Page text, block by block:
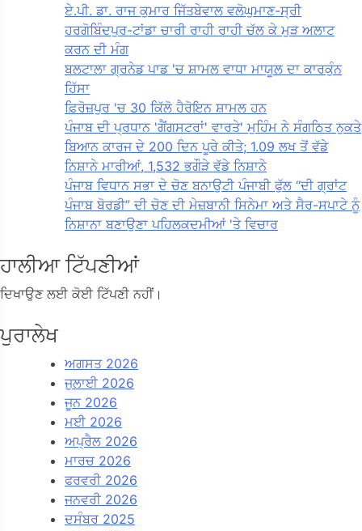
ਏ.ਪੀ. ਡਾ. ਰਾਜ ਕੁਮਾਰ ਜਿੱਤਬੇਵਾਲ ਵਲੋਘੁਮਾਣ-ਸ੍ਰੀ
ਹਰਗੋਬਿੰਦਪੁਰ-ਟਾਂਡਾ ਚਾਰੀ ਰਾਹੀ ਰਾਹੀ ਚੱਲ ਕੇ ਮੁੜ ਅਲਾਟ
ਕਰਨ ਦੀ ਮੰਗ
ਬਲਟਾਲਾ ਗ੍ਰਨੇਡ ਪਾਡ 'ਚ ਸ਼ਾਮਲ ਵਾਧਾ ਮਾਯੂਲ ਦਾ ਕਾਰਕੁੰਨ
ਹਿੱਸਾ
ਫ਼ਿਰੋਜ਼ਪੁਰ 'ਚ 30 ਕਿੱਲੋ ਹੈਰੋਇਨ ਸ਼ਾਮਲ ਹਨ
ਪੰਜਾਬ ਦੀ ਪ੍ਰਧਾਨ 'ਗੈਂਗਸਟਰਾਂ' ਵਾਰਤੇ' ਮੁਹਿੰਮ ਨੇ ਸੰਗਠਿਤ ਨੁਕਤੇ
ਬਿਆਨ ਕਾਰਜ ਦੇ 200 ਦਿਨ ਪੂਰੇ ਕੀਤੇ; 1.09 ਲਖ ਤੋਂ ਵੱਡੇ
ਨਿਸ਼ਾਨੇ ਮਾਰੀਆਂ, 1,532 ਭਗੌੜੇ ਵੱਡੇ ਨਿਸ਼ਾਨੇ
ਪੰਜਾਬ ਵਿਧਾਨ ਸਭਾ ਦੇ ਚੋਣ ਬਨਾਉਟੀ ਪੰਜਾਬੀ ਫੁੱਲ “ਦੀ ਗ੍ਰਾਂਟ
ਪੰਜਾਬ ਬੋਰਡੀ” ਦੀ ਚੋਣ ਦੀ ਮੇਜ਼ਬਾਨੀ ਸਿਨੇਮਾ ਅਤੇ ਸੈਰ-ਸਪਾਟੇ ਨੂੰ
ਨਿਸ਼ਾਨਾ ਬਣਾਉਣਾ ਪਹਿਲਕਦਮੀਆਂ 'ਤੇ ਵਿਚਾਰ
ਹਾਲੀਆ ਟਿੱਪਣੀਆਂ
ਦਿਖਾਉਣ ਲਈ ਕੋਈ ਟਿੱਪਣੀ ਨਹੀਂ।
ਪੁਰਾਲੇਖ
ਅਗਸਤ 2026
ਜੁਲਾਈ 2026
ਜੂਨ 2026
ਮਈ 2026
ਅਪ੍ਰੈਲ 2026
ਮਾਰਚ 2026
ਫਰਵਰੀ 2026
ਜਨਵਰੀ 2026
ਦਸੰਬਰ 2025